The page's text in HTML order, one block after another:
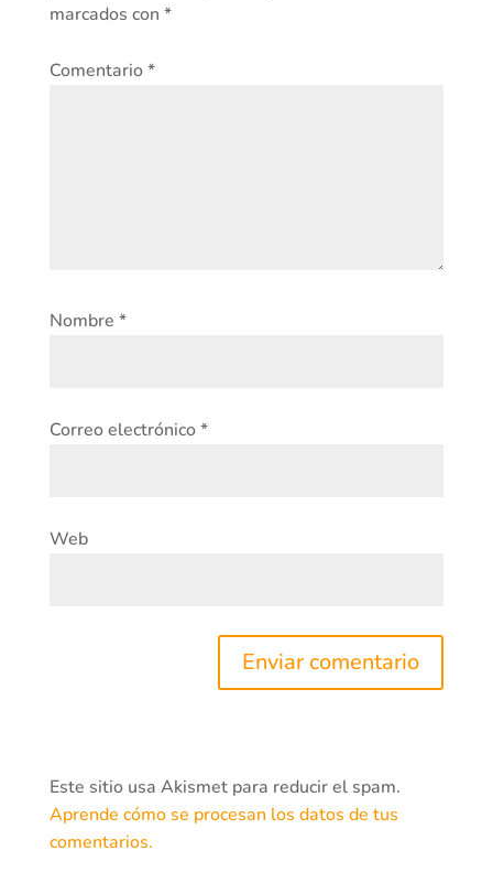
marcados con *
Comentario*
Nombre *
Correo electrónico*
Web
Este sitio usa Akismet para reducir el spam.
Aprende cómo se procesan los datos de tus
comentarios.